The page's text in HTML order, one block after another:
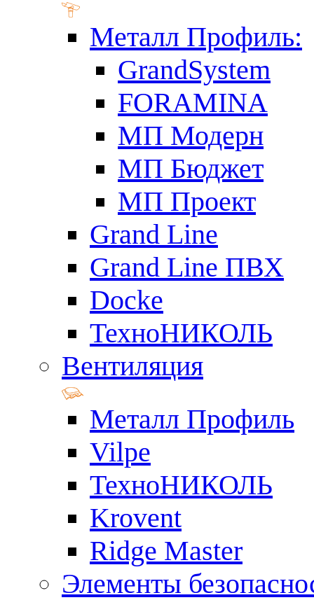
Металл Профиль:
GrandSystem
FORAMINA
МП Модерн
МП Бюджет
МП Проект
Grand Line
Grand Line ПВХ
Docke
ТехноНИКОЛЬ
Вентиляция
Металл Профиль
Vilpe
ТехноНИКОЛЬ
Krovent
Ridge Master
Элементы